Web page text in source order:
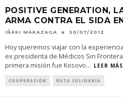
POSITIVE GENERATION,
ARMA CONTRA EL SIDA
IÑAKI MAKAZAGA 30/07/2012
Hoy queremos viajar con la
ex presidenta de Médicos Sin
primera misión fue Kosovo... LEER MÁS
COOPERACIÓN RUTA SOLIDARIA